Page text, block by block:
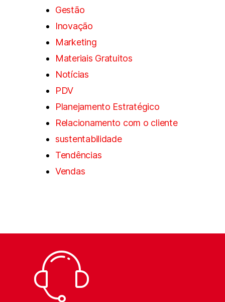
Gestão
Inovação
Marketing
Materiais Gratuitos
Notícias
PDV
Planejamento Estratégico
Relacionamento com o cliente
sustentabilidade
Tendências
Vendas